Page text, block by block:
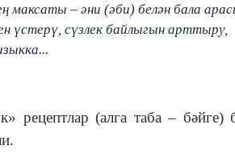
максаты – әни (әби) белән бала
үстерү, сүзлек байлыгын арттыру,
рецептлар (алга таба – бәйге)